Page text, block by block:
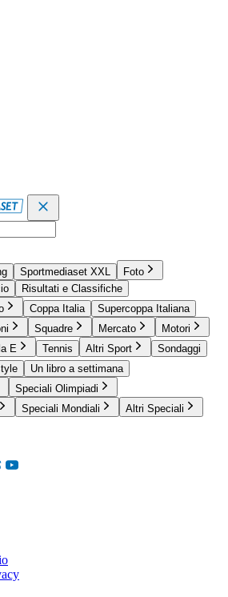
Sportmediaset XXL
Foto
Risultati e Classifiche
Coppa Italia
Supercoppa Italiana
Squadre Mercato
Motori
E Tennis Altri Sport
Sondaggi
Un libro a settimana
Speciali Olimpiadi
Speciali Mondiali Altri Speciali